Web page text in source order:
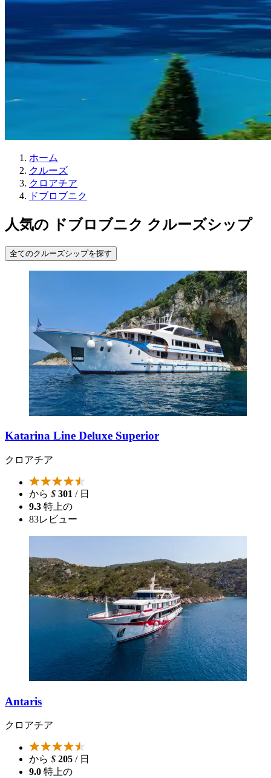
ホーム
クルーズ
クロアチア
ドブロブニク
人気の ドブロブニク クルーズシップ
全てのクルーズシップを探す
Katarina Line Deluxe Superior
クロアチア
から $ 301 / 日
9.3 特上の
83レビュー
Antaris
クロアチア
から $ 205 / 日
9.0 特上の